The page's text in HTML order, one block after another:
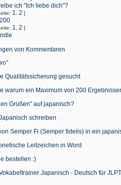
ich "Ich liebe dich"?
1 2 ]
1 2 ]
von Kommentaren
Qualitätssicherung gesucht
warum ein Maximum von 200
Grüßen" auf japanisch?
schreiben
Semper Fi (Semper fidelis) in ein
Leitzeichen in Word
bestellen :)
Japanisch - Deutsch für